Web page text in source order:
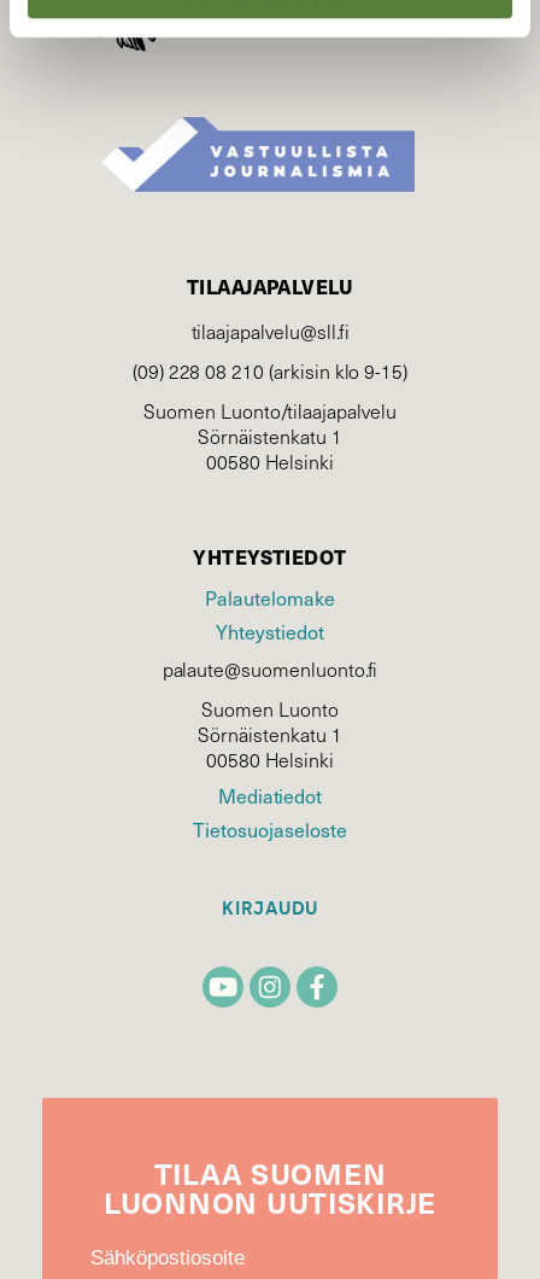
TILAAJAPALVELU
tilaajapalvelu@sll.fi
(09) 228 08 210 (arkisin klo 9-15)
Suomen Luonto/tilaajapalvelu
Sörnäistenkatu 1
00580 Helsinki
YHTEYSTIEDOT
Palautelomake
Yhteystiedot
palaute@suomenluonto.fi
Suomen Luonto
Sörnäistenkatu 1
00580 Helsinki
Mediatiedot
Tietosuojaseloste
KIRJAUDU
TILAA SUOMEN
LUONNON UUTIS­KIRJE
Sähköpostiosoite